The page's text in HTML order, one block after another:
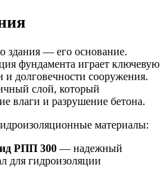
здания — его основание.
фундамента играет ключевую
и долговечности сооружения.
слой, который
влаги и разрушение бетона.
материалы:
РПП 300 — надежный
для гидроизоляции